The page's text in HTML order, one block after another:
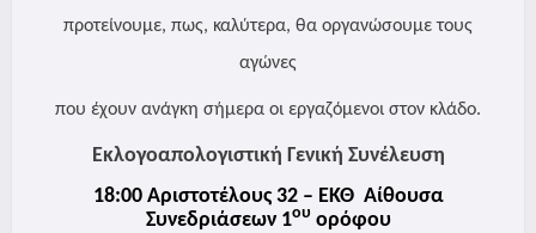
προτείνουμε, πως, καλύτερα, θα οργανώσουμε τους
αγώνες
που έχουν ανάγκη σήμερα οι εργαζόμενοι στον κλάδο.
Εκλογοαπολογιστική Γενική Συνέλευση
18:00 Αριστοτέλους 32 – ΕΚΘ Αίθουσα
Συνεδριάσεων 1ου ορόφου